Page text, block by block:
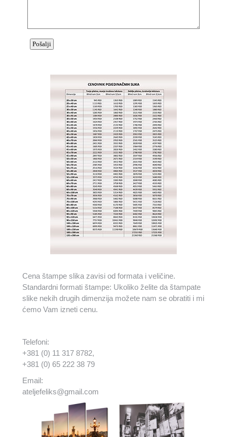
Cena štampe slika zavisi od formata i veličine.
Standardni formati štampe: Ukoliko želite da štampate
slike nekih drugih dimenzija možete nam se obratiti i mi
ćemo Vam izneti cenu.
Telefoni:
+381 (0) 11 317 8782,
+381 (0) 65 222 38 79
Email:
ateljefeliks@gmail.com